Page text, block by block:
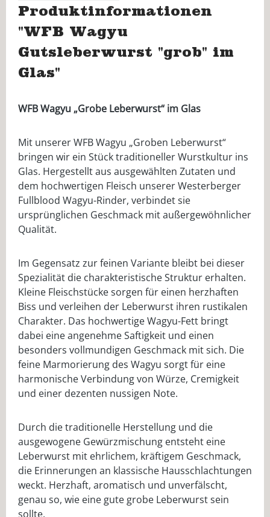
Produktinformationen
"WFB Wagyu
Gutsleberwurst "grob" im
Glas"
WFB Wagyu „Grobe Leberwurst“ im Glas
Mit unserer WFB Wagyu „Groben Leberwurst“
bringen wir ein Stück traditioneller Wurstkultur ins
Glas. Hergestellt aus ausgewählten Zutaten und
dem hochwertigen Fleisch unserer Westerberger
Fullblood Wagyu-Rinder, verbindet sie
ursprünglichen Geschmack mit außergewöhnlicher
Qualität.
Im Gegensatz zur feinen Variante bleibt bei dieser
Spezialität die charakteristische Struktur erhalten.
Kleine Fleischstücke sorgen für einen herzhaften
Biss und verleihen der Leberwurst ihren rustikalen
Charakter. Das hochwertige Wagyu-Fett bringt
dabei eine angenehme Saftigkeit und einen
besonders vollmundigen Geschmack mit sich. Die
feine Marmorierung des Wagyu sorgt für eine
harmonische Verbindung von Würze, Cremigkeit
und einer dezenten nussigen Note.
Durch die traditionelle Herstellung und die
ausgewogene Gewürzmischung entsteht eine
Leberwurst mit ehrlichem, kräftigem Geschmack,
die Erinnerungen an klassische Hausschlachtungen
weckt. Herzhaft, aromatisch und unverfälscht,
genau so, wie eine gute grobe Leberwurst sein
sollte.